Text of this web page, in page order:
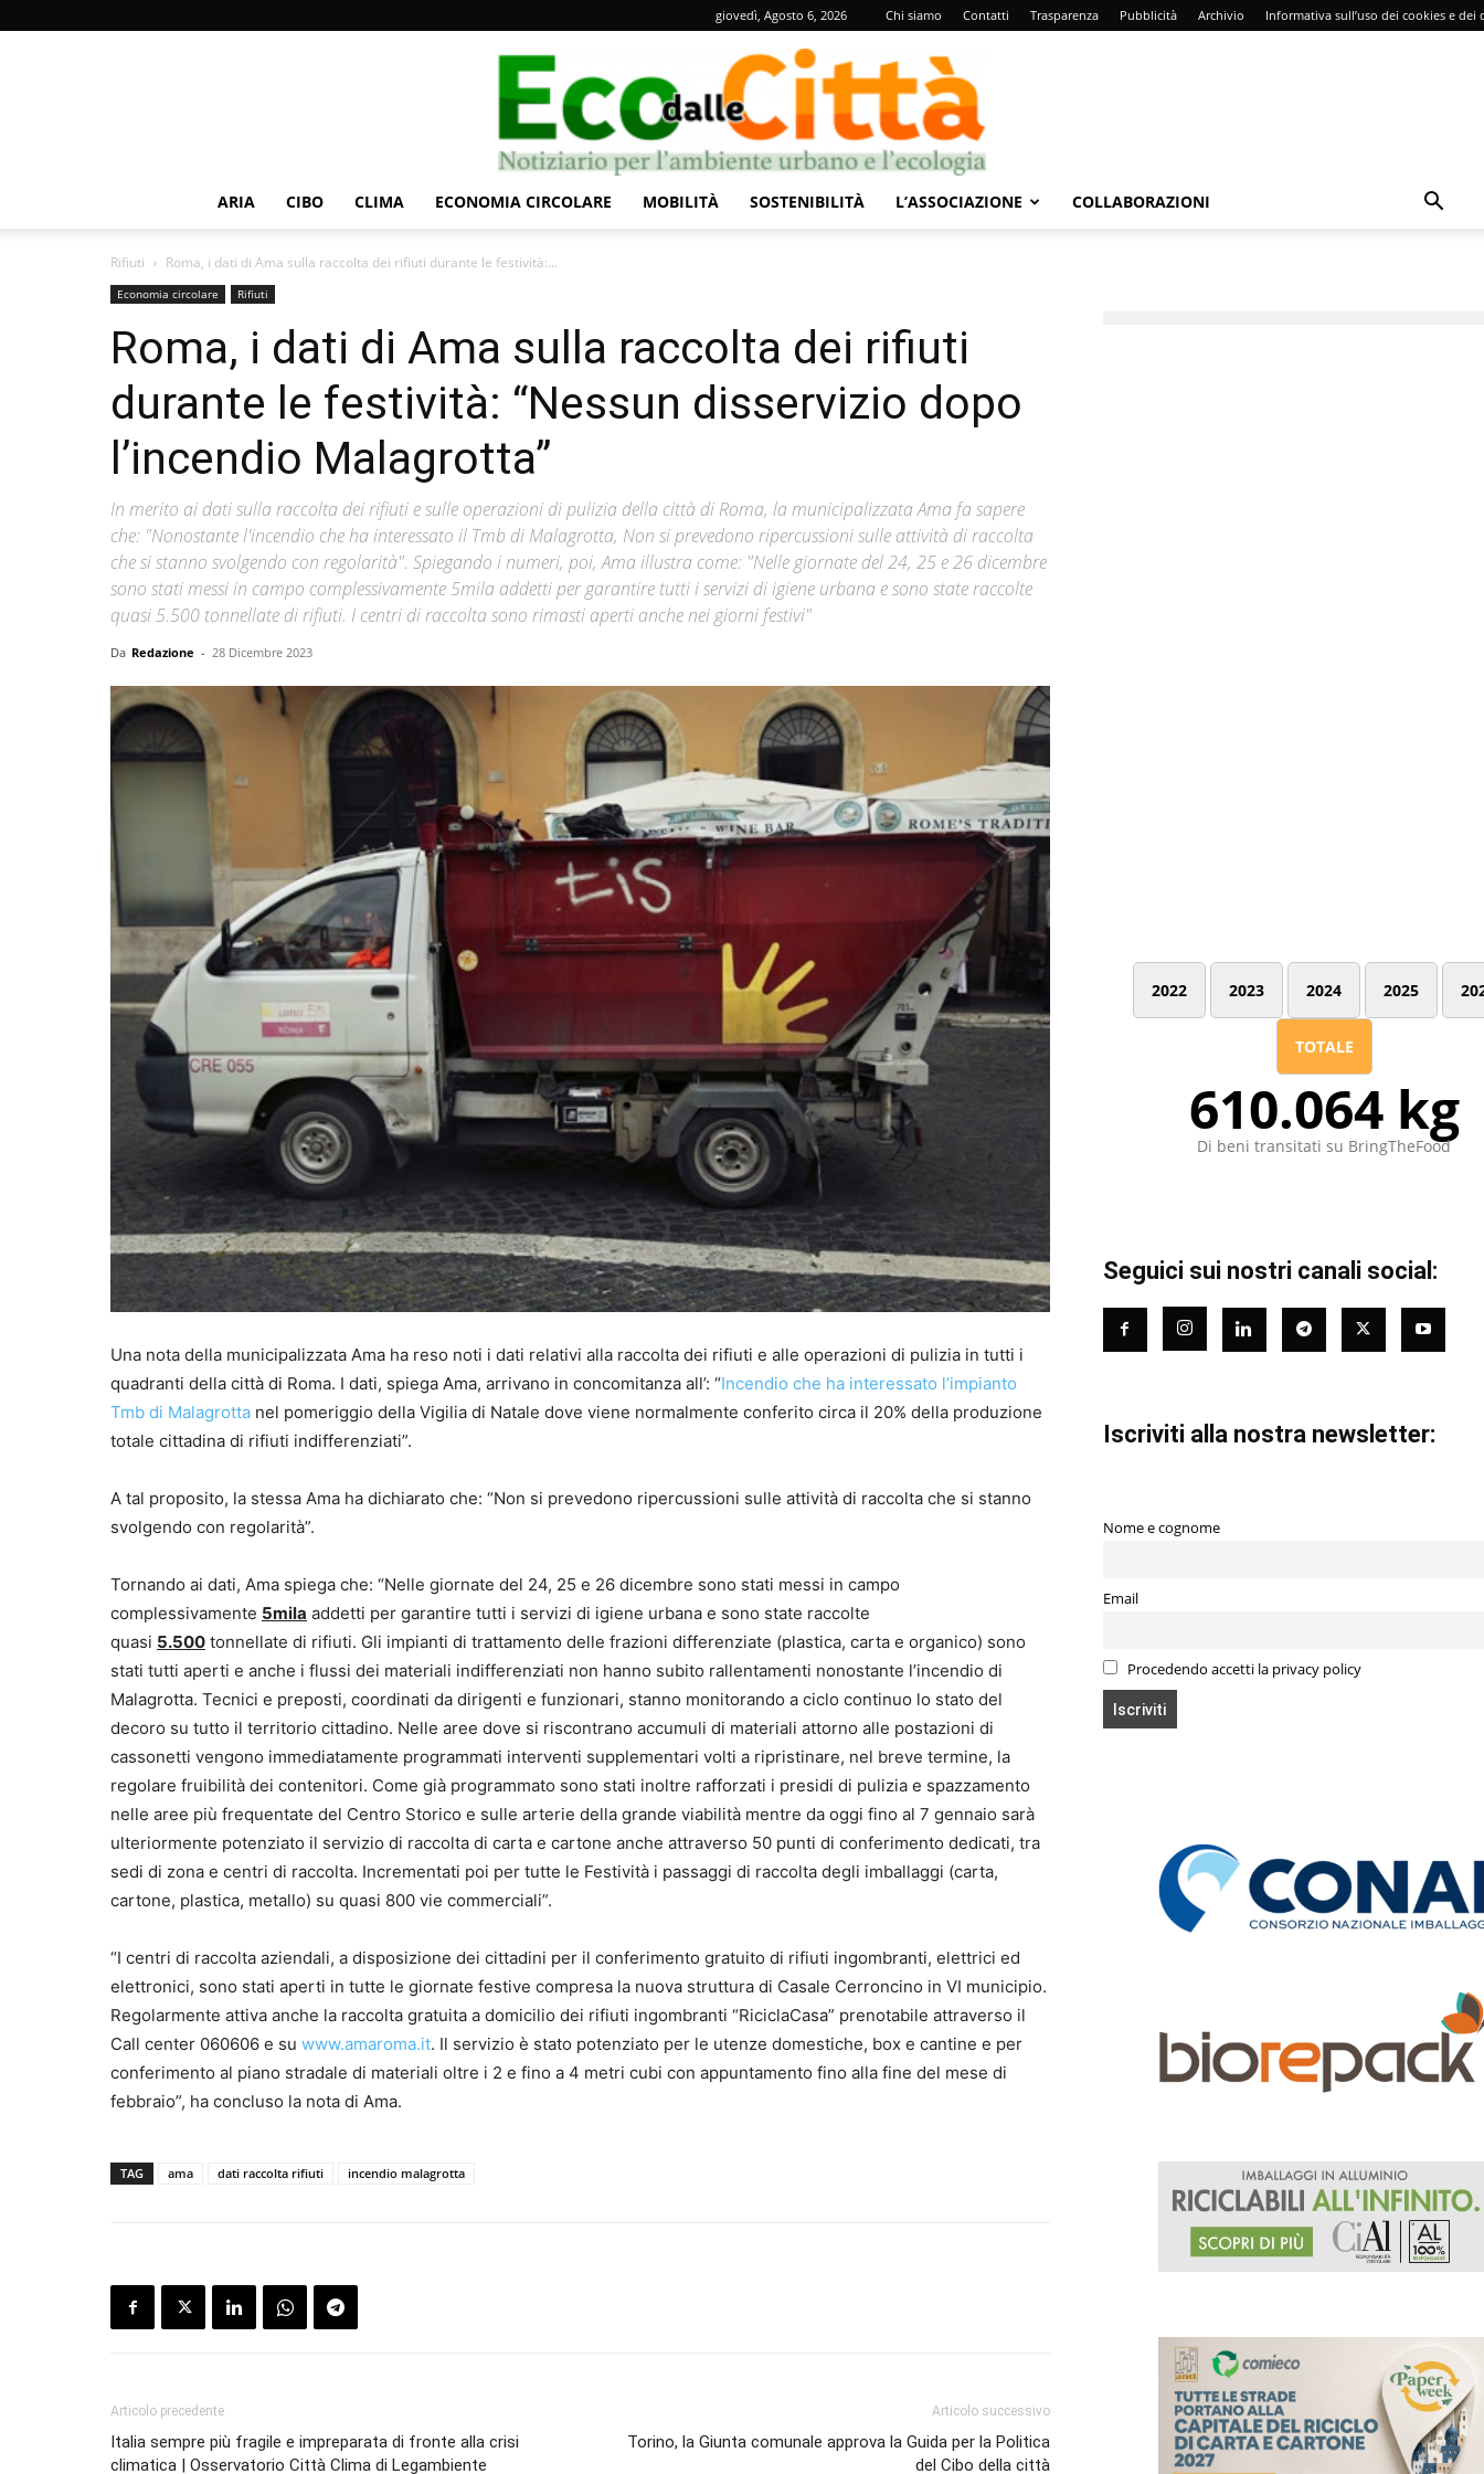
giovedì, Agosto 6, 2026 Chi siamo Contatti Trasparenza Pubblicità Archivio Informativa sull’uso dei cookies e dei
Città
ARIA CIBO CLIMA ECONOMIA CIRCOLARE MOBILITÀ SOSTENIBILITÀ L’ASSOCIAZIONE COLLABORAZIONI
Rifiuti Roma, i dati di Ama sulla raccolta dei rifiuti durante le festività:...
Economia circolare Rifiuti
Roma, i dati di Ama sulla raccolta dei rifiuti
durante le festività: “Nessun disservizio dopo
l’incendio Malagrotta”
In merito ai dati sulla raccolta dei rifiuti e sulle operazioni di pulizia della città di Roma, la municipalizzata Ama fa sapere
che: "Nonostante l'incendio che ha interessato il Tmb di Malagrotta, Non si prevedono ripercussioni sulle attività di raccolta
che si stanno svolgendo con regolarità". Spiegando i numeri, poi, Ama illustra come: "Nelle giornate del 24, 25 e 26 dicembre
sono stati messi in campo complessivamente 5mila addetti per garantire tutti i servizi di igiene urbana e sono state raccolte
quasi 5.500 tonnellate di rifiuti. I centri di raccolta sono rimasti aperti anche nei giorni festivi"
Da Redazione - 28 Dicembre 2023
Una nota della municipalizzata Ama ha reso noti i dati relativi alla raccolta dei rifiuti e alle operazioni di pulizia in tutti i
quadranti della città di Roma. I dati, spiega Ama, arrivano in concomitanza all’: “Incendio che ha interessato l’impianto
Tmb di Malagrotta nel pomeriggio della Vigilia di Natale dove viene normalmente conferito circa il 20% della produzione
totale cittadina di rifiuti indifferenziati”.
A tal proposito, la stessa Ama ha dichiarato che: “Non si prevedono ripercussioni sulle attività di raccolta che si stanno
svolgendo con regolarità”.
Tornando ai dati, Ama spiega che: “Nelle giornate del 24, 25 e 26 dicembre sono stati messi in campo
complessivamente 5mila addetti per garantire tutti i servizi di igiene urbana e sono state raccolte
quasi 5.500 tonnellate di rifiuti. Gli impianti di trattamento delle frazioni differenziate (plastica, carta e organico) sono
stati tutti aperti e anche i flussi dei materiali indifferenziati non hanno subito rallentamenti nonostante l’incendio di
Malagrotta. Tecnici e preposti, coordinati da dirigenti e funzionari, stanno monitorando a ciclo continuo lo stato del
decoro su tutto il territorio cittadino. Nelle aree dove si riscontrano accumuli di materiali attorno alle postazioni di
cassonetti vengono immediatamente programmati interventi supplementari volti a ripristinare, nel breve termine, la
regolare fruibilità dei contenitori. Come già programmato sono stati inoltre rafforzati i presidi di pulizia e spazzamento
nelle aree più frequentate del Centro Storico e sulle arterie della grande viabilità mentre da oggi fino al 7 gennaio sarà
ulteriormente potenziato il servizio di raccolta di carta e cartone anche attraverso 50 punti di conferimento dedicati, tra
sedi di zona e centri di raccolta. Incrementati poi per tutte le Festività i passaggi di raccolta degli imballaggi (carta,
cartone, plastica, metallo) su quasi 800 vie commerciali”.
“I centri di raccolta aziendali, a disposizione dei cittadini per il conferimento gratuito di rifiuti ingombranti, elettrici ed
elettronici, sono stati aperti in tutte le giornate festive compresa la nuova struttura di Casale Cerroncino in VI municipio.
Regolarmente attiva anche la raccolta gratuita a domicilio dei rifiuti ingombranti “RiciclaCasa” prenotabile attraverso il
Call center 060606 e su www.amaroma.it. Il servizio è stato potenziato per le utenze domestiche, box e cantine e per
conferimento al piano stradale di materiali oltre i 2 e fino a 4 metri cubi con appuntamento fino alla fine del mese di
febbraio”, ha concluso la nota di Ama.
TAG ama dati raccolta rifiuti incendio malagrotta
Articolo precedente
Italia sempre più fragile e impreparata di fronte alla crisi
climatica | Osservatorio Città Clima di Legambiente
Articolo successivo
Torino, la Giunta comunale approva la Guida per la Politica
del Cibo della città
2022 2023 2024 2025
TOTALE
610.064 kg
Di beni transitati su BringTheFood
Seguici sui nostri canali social:
Iscriviti alla nostra newsletter:
Nome e cognome
Email
Procedendo accetti la privacy policy